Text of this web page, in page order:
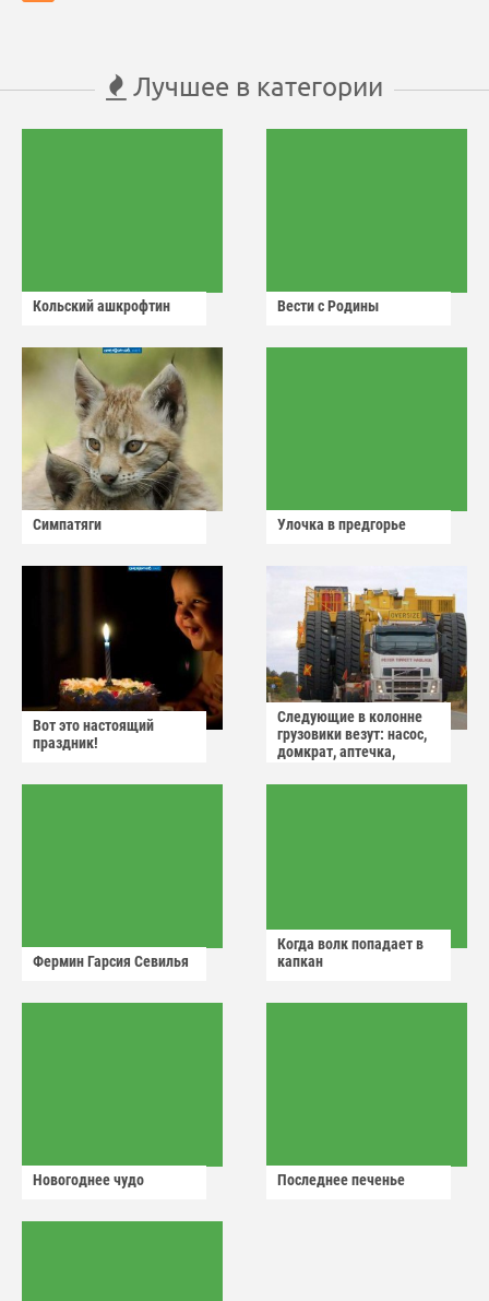
Лучшее в категории
Кольский ашкрофтин Вести с Родины
Симпатяги Улочка в предгорье
Вот это настоящий
праздник!
Следующие в колонне
грузовики везут: насос,
домкрат, аптечка,
Фермин Гарсия Севилья
Когда волк попадает в
капкан
Новогоднее чудо Последнее печенье